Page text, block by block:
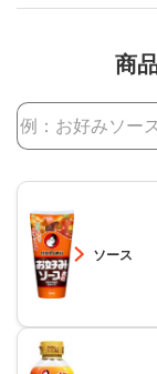
商
ソース